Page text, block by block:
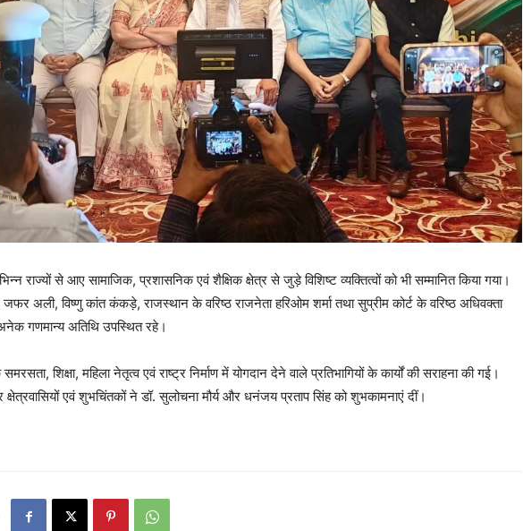
राज्यों से आए सामाजिक, प्रशासनिक एवं शैक्षिक क्षेत्र से जुड़े विशिष्ट व्यक्तित्वों को भी सम्मानित किया गया।
अली, विष्णु कांत कंकड़े, राजस्थान के वरिष्ठ राजनेता हरिओम शर्मा तथा सुप्रीम कोर्ट के वरिष्ठ अधिवक्ता
गणमान्य अतिथि उपस्थित रहे।
शिक्षा, महिला नेतृत्व एवं राष्ट्र निर्माण में योगदान देने वाले प्रतिभागियों के कार्यों की सराहना की गई।
क्षेत्रवासियों एवं शुभचिंतकों ने डॉ. सुलोचना मौर्य और धनंजय प्रताप सिंह को शुभकामनाएं दीं।